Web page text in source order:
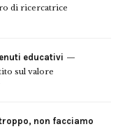
di ricercatrice
educativi
sul valore
non facciamo